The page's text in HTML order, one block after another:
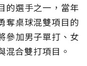
的選手之一，當年
奪桌球混雙項目的
參加男子單打、女
混合雙打項目。